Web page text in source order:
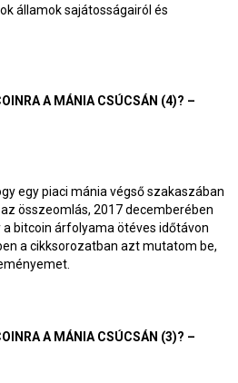
államok sajátosságairól és
A MÁNIA CSÚCSÁN (4)? –
egy piaci mánia végső szakaszában
összeomlás, 2017 decemberében
bitcoin árfolyama ötéves időtávon
a cikksorozatban azt mutatom be,
A MÁNIA CSÚCSÁN (3)? –